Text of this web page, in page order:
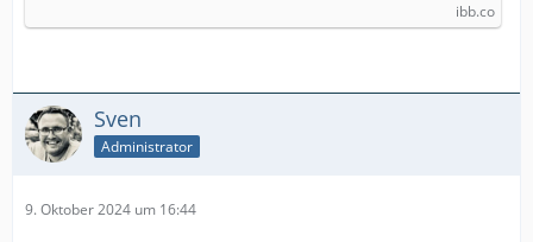
ibb.co
Sven
Administrator
9. Oktober 2024 um 16:44